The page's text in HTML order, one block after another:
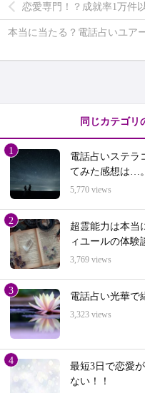
恋愛専門！？成就率1万件
本当に当たる？電話占いユア
同じカテゴリ
1
電話占いステラ
てみた感想は…。
5,770 views
2
超霊能力は本当
ィユールの体験
3,769 views
3
電話占い光華で
3,323 views
4
最短3日で恋愛
ない！！